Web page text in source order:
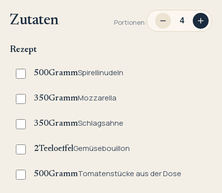
Zutaten Portionen:
Rezept
500GrammSpirellinudeln
350GrammMozzarella
350GrammSchlagsahne
2TeeloeffelGemüsebouillon
500GrammTomatenstücke aus der Dose